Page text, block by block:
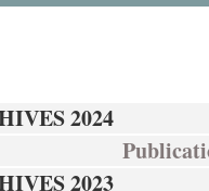
2024
2023